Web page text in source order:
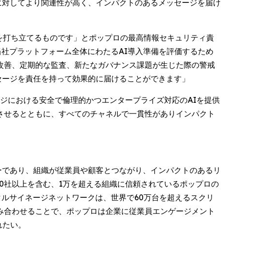
してより関連性が高く、インパクトのあるメッセージを届け
ち立てるものです」とポップロの最高情報セキュリティ責
プラットフォーム全体にわたるAI導入準備を評価するため
、定期的な監査、新たなガバナンス課題が生じた際の警戒
ジを責任を持って効果的に届けることができます」
における安全で倫理的かつエンタープライズ対応のAIを提供
るとともに、すべてのチャネルで一貫性がありインパクト
あり、組織が従業員や顧客とつながり、インパクトのあるリ
以上を含む、1万を超える組織に信頼されているポップロの
サイネージネットワークは、世界で60万台を超えるスクリ
わせることで、ポップロは企業に従業員エンゲージメント
い。